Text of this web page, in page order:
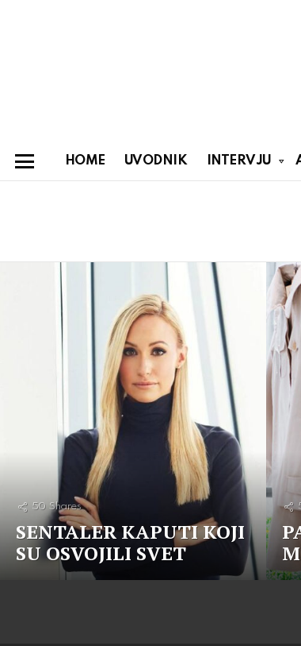
HOME UVODNIK INTERVJU
50 Shares
SENTALER KAPUTI KOJI
SU OSVOJILI SVET